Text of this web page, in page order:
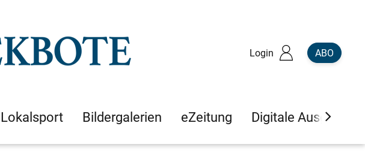
Login ABO
Lokalsport Bildergalerien eZeitung Digitale Ausgaben